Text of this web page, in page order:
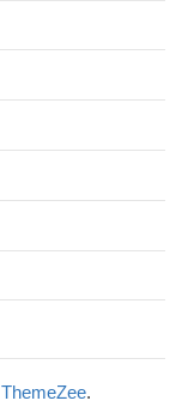
ThemeZee.